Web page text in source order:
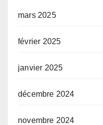
mars 2025
février 2025
janvier 2025
décembre 2024
novembre 2024